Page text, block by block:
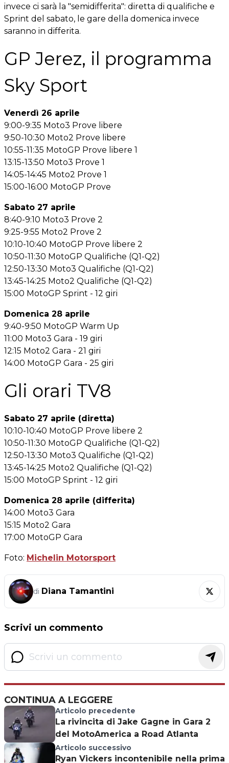
invece ci sarà la "semidifferita": diretta di qualifiche e
Sprint del sabato, le gare della domenica invece
saranno in differita.
GP Jerez, il programma
Sky Sport
Venerdì 26 aprile
9:00-9:35 Moto3 Prove libere
9:50-10:30 Moto2 Prove libere
10:55-11:35 MotoGP Prove libere 1
13:15-13:50 Moto3 Prove 1
14:05-14:45 Moto2 Prove 1
15:00-16:00 MotoGP Prove
Sabato 27 aprile
8:40-9:10 Moto3 Prove 2
9:25-9:55 Moto2 Prove 2
10:10-10:40 MotoGP Prove libere 2
10:50-11:30 MotoGP Qualifiche (Q1-Q2)
12:50-13:30 Moto3 Qualifiche (Q1-Q2)
13:45-14:25 Moto2 Qualifiche (Q1-Q2)
15:00 MotoGP Sprint - 12 giri
Domenica 28 aprile
9:40-9:50 MotoGP Warm Up
11:00 Moto3 Gara - 19 giri
12:15 Moto2 Gara - 21 giri
14:00 MotoGP Gara - 25 giri
Gli orari TV8
Sabato 27 aprile (diretta)
10:10-10:40 MotoGP Prove libere 2
10:50-11:30 MotoGP Qualifiche (Q1-Q2)
12:50-13:30 Moto3 Qualifiche (Q1-Q2)
13:45-14:25 Moto2 Qualifiche (Q1-Q2)
15:00 MotoGP Sprint - 12 giri
Domenica 28 aprile (differita)
14:00 Moto3 Gara
15:15 Moto2 Gara
17:00 MotoGP Gara
Foto: Michelin Motorsport
di Diana Tamantini
Scrivi un commento
CONTINUA A LEGGERE
Articolo precedente
La rivincita di Jake Gagne in Gara 2
del MotoAmerica a Road Atlanta
Articolo successivo
Ryan Vickers incontenibile nella prima